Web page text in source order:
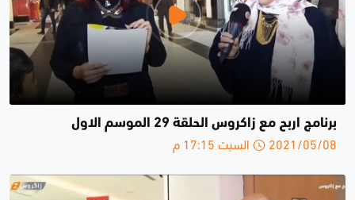
برنامج اربح مع زاكروس الحلقة 29 الموسم الاول
2021/05/08 السبت 17:15 م